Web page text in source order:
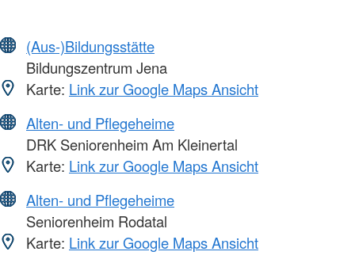
(Aus-)Bildungsstätte
Bildungszentrum Jena
Karte: Link zur Google Maps Ansicht
Alten- und Pflegeheime
DRK Seniorenheim Am Kleinertal
Karte: Link zur Google Maps Ansicht
Alten- und Pflegeheime
Seniorenheim Rodatal
Karte: Link zur Google Maps Ansicht